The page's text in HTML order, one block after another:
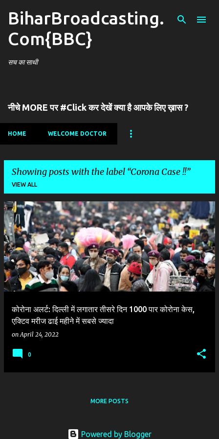
Skip to main content
BiharBroadcasting.
Com{BBC}
सच का साथी
नीचे MORE पर #Click कर देखें क्या है आपके लिए ख़ास ?
HOME WELCOME DOCTOR
Showing posts with the label Corona Case !!
VIEW ALL
P
o
s
t
s
कोरोना अलर्ट: दिल्ली में लगातार तीसरे दिन 1000 पार कोरोना केस,
एक्टिव मरीज ढाई महीने में सबसे ज्यादा
onApril 24, 2022
0
MORE POSTS
Powered by Blogger